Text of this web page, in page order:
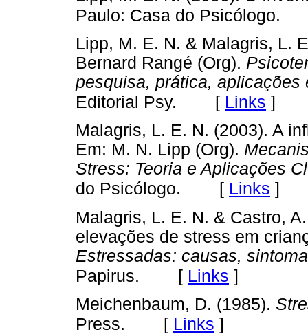
Paulo: Casa do Psicólogo.
Lipp, M. E. N. & Malagris, L.
Bernard Rangé (Org).
pesquisa, prática, aplicações
Editorial Psy. [ Links ]
Malagris, L. E. N. (2003). A
Em: M. N. Lipp (Org).
Stress: Teoria e Aplicações
do Psicólogo. [ Links ]
Malagris, L. E. N. & Castro,
elevações de stress em
Estressadas: causas,
Papirus. [ Links ]
Meichenbaum, D. (1985).
Press. [ Links ]